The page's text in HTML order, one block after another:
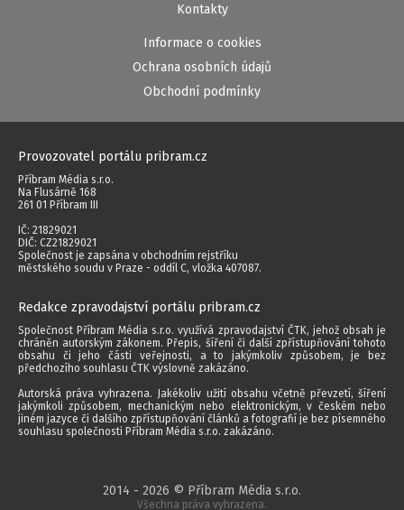
Kontakty
Informace o cookies
Ochrana osobních údajů
Obchodní podmínky
Provozovatel portálu pribram.cz
Příbram Média s.r.o.
Na Flusárně 168
261 01 Příbram III
IČ: 21829021
DIČ: CZ21829021
Společnost je zapsána v obchodním rejstříku
městského soudu v Praze - oddíl C, vložka 407087.
Redakce zpravodajství portálu pribram.cz
Společnost Příbram Média s.r.o. využívá zpravodajství ČTK, jehož obsah je
chráněn autorským zákonem. Přepis, šíření či další zpřístupňování tohoto
obsahu či jeho části veřejnosti, a to jakýmkoliv způsobem, je bez
předchozího souhlasu ČTK výslovně zakázáno.
Autorská práva vyhrazena. Jakékoliv užití obsahu včetně převzetí, šíření
jakýmkoli způsobem, mechanickým nebo elektronickým, v českém nebo
jiném jazyce či dalšího zpřístupňování článků a fotografií je bez písemného
souhlasu společnosti Příbram Média s.r.o. zakázáno.
2014 - 2026 © Příbram Média s.r.o.
Všechna práva vyhrazena.